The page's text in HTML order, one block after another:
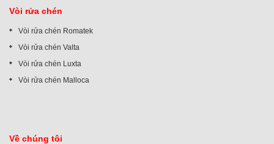
Vòi rửa chén
Vòi rửa chén Romatek
Vòi rửa chén Valta
Vòi rửa chén Luxta
Vòi rửa chén Malloca
Về chúng tôi